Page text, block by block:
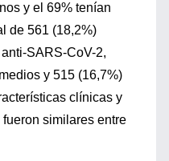
y el 69% tenían
de 561 (18,2%)
SARS-CoV-2,
y 515 (16,7%)
clínicas y
similares entre